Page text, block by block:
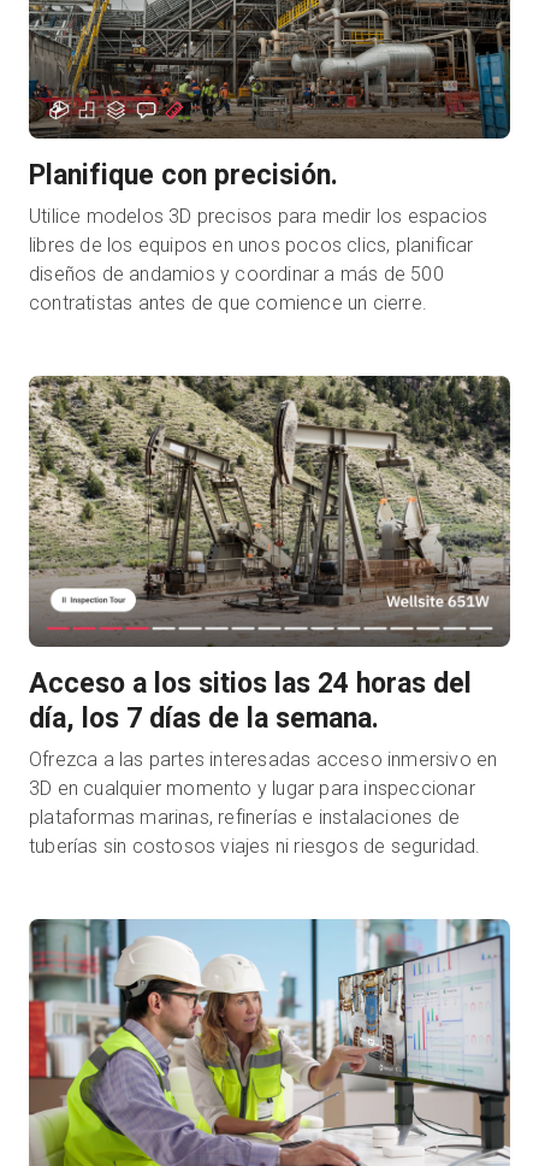
Planifique con precisión.
Utilice modelos 3D precisos para medir los espacios
libres de los equipos en unos pocos clics, planificar
diseños de andamios y coordinar a más de 500
contratistas antes de que comience un cierre.
Acceso a los sitios las 24 horas del
día, los 7 días de la semana.
Ofrezca a las partes interesadas acceso inmersivo en
3D en cualquier momento y lugar para inspeccionar
plataformas marinas, refinerías e instalaciones de
tuberías sin costosos viajes ni riesgos de seguridad.